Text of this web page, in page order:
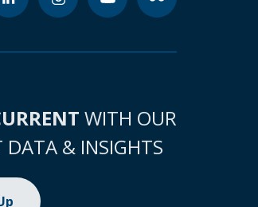
WITH OUR
DATA & INSIGHTS